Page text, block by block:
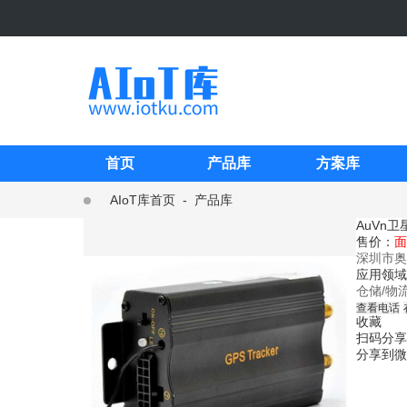
首页 产品库 方案库
AIoT库首页 -
产品库
AuVn卫
售价：
深圳市
应用领
仓储/物
查看电话
收藏
扫码分享
分享到